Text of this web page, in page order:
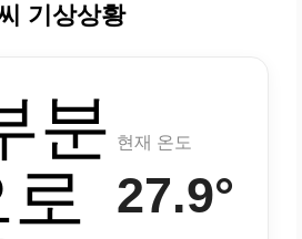
기상상황
분 현재 온도
27.9°